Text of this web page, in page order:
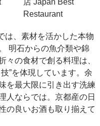
は、素材を活かした本物
明石からの魚介類や錦
々の食材で創る料理は、
”を体現しています。余
を最大限に引き出す洗練
人ならでは。京都産の日
の良いお酒も取り揃えて